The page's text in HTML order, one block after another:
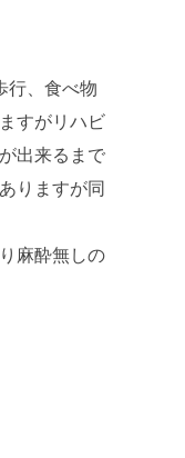
行、食べ物
すがリハビ
出来るまで
りますが同
麻酔無しの